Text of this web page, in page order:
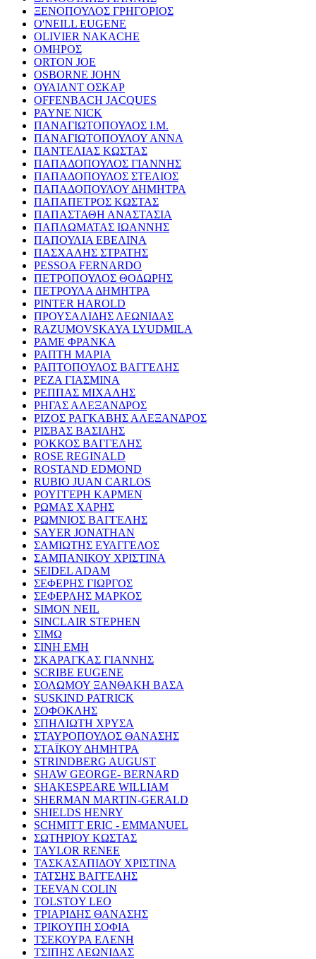
ΞΕΝΟΠΟΥΛΟΣ ΓΡΗΓΟΡΙΟΣ
O'NEILL EUGENE
OLIVIER NAKACHE
ΟΜΗΡΟΣ
ORTON JOE
OSBORNE JOHN
ΟΥΑΙΛΝΤ ΟΣΚΑΡ
OFFENBACH JACQUES
PAYNE NICK
ΠΑΝΑΓΙΩΤΟΠΟΥΛΟΣ Ι.Μ.
ΠΑΝΑΓΙΩΤΟΠΟΥΛΟΥ ΑΝΝΑ
ΠΑΝΤΕΛΙΑΣ ΚΩΣΤΑΣ
ΠΑΠΑΔΟΠΟΥΛΟΣ ΓΙΑΝΝΗΣ
ΠΑΠΑΔΟΠΟΥΛΟΣ ΣΤΕΛΙΟΣ
ΠΑΠΑΔΟΠΟΥΛΟΥ ΔΗΜΗΤΡΑ
ΠΑΠΑΠΕΤΡΟΣ ΚΩΣΤΑΣ
ΠΑΠΑΣΤΑΘΗ ΑΝΑΣΤΑΣΙΑ
ΠΑΠΛΩΜΑΤΑΣ ΙΩΑΝΝΗΣ
ΠΑΠΟΥΛΙΑ ΕΒΕΛΙΝΑ
ΠΑΣΧΑΛΗΣ ΣΤΡΑΤΗΣ
PESSOA FERNARDO
ΠΕΤΡΟΠΟΥΛΟΣ ΘΟΔΩΡΗΣ
ΠΕΤΡΟΥΛΑ ΔΗΜΗΤΡΑ
PINTER HAROLD
ΠΡΟΥΣΑΛΙΔΗΣ ΛΕΩΝΙΔΑΣ
RAZUMOVSKAYA LYUDMILA
ΡΑΜΕ ΦΡΑΝΚΑ
ΡΑΠΤΗ ΜΑΡΙΑ
ΡΑΠΤΟΠΟΥΛΟΣ ΒΑΓΓΕΛΗΣ
ΡΕΖΑ ΓΙΑΣΜΙΝΑ
ΡΕΠΠΑΣ ΜΙΧΑΛΗΣ
ΡΗΓΑΣ ΑΛΕΞΑΝΔΡΟΣ
ΡΙΖΟΣ ΡΑΓΚΑΒΗΣ ΑΛΕΞΑΝΔΡΟΣ
ΡΙΣΒΑΣ ΒΑΣΙΛΗΣ
ΡΟΚΚΟΣ ΒΑΓΓΕΛΗΣ
ROSE REGINALD
ROSTAND EDMOND
RUBIO JUAN CARLOS
ΡΟΥΓΓΕΡΗ ΚΑΡΜΕΝ
ΡΩΜΑΣ ΧΑΡΗΣ
ΡΩΜΝΙΟΣ ΒΑΓΓΕΛΗΣ
SAYER JONATHAN
ΣΑΜΙΩΤΗΣ ΕΥΑΓΓΕΛΟΣ
ΣΑΜΠΑΝΙΚΟΥ ΧΡΙΣΤΙΝΑ
SEIDEL ADAM
ΣΕΦΕΡΗΣ ΓΙΩΡΓΟΣ
ΣΕΦΕΡΛΗΣ ΜΑΡΚΟΣ
SIMON NEIL
SINCLAIR STEPHEN
ΣΙΜΩ
ΣΙΝΗ ΕΜΗ
ΣΚΑΡΑΓΚΑΣ ΓΙΑΝΝΗΣ
SCRIBE EUGENE
ΣΟΛΩΜΟΥ ΞΑΝΘΑΚΗ ΒΑΣΑ
SUSKIND PATRICK
ΣΟΦΟΚΛΗΣ
ΣΠΗΛΙΩΤΗ ΧΡΥΣΑ
ΣΤΑΥΡΟΠΟΥΛΟΣ ΘΑΝΑΣΗΣ
ΣΤΑΪΚΟΥ ΔΗΜΗΤΡΑ
STRINDBERG AUGUST
SHAW GEORGE- BERNARD
SHAKESPEARE WILLIAM
SHERMAN MARTIN-GERALD
SHIELDS HENRY
SCHMITT ERIC - EMMANUEL
ΣΩΤΗΡΙΟΥ ΚΩΣΤΑΣ
TAYLOR RENEE
ΤΑΣΚΑΣΑΠΙΔΟΥ ΧΡΙΣΤΙΝΑ
ΤΑΤΣΗΣ ΒΑΓΓΕΛΗΣ
TEEVAN COLIN
TOLSTOY LEO
ΤΡΙΑΡΙΔΗΣ ΘΑΝΑΣΗΣ
ΤΡΙΚΟΥΠΗ ΣΟΦΙΑ
ΤΣΕΚΟΥΡΑ ΕΛΕΝΗ
ΤΣΙΠΗΣ ΛΕΩΝΙΔΑΣ